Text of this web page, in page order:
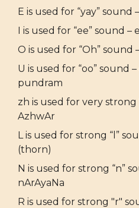
E is used for “yay” sound
I is used for “ee” sound –
O is used for “Oh” sound
U is used for “oo” sound
pundram
zh is used for very strong
AzhwAr
L is used for strong “l”
(thorn)
N is used for strong “n”
nArAyaNa
R is used for strong "r"